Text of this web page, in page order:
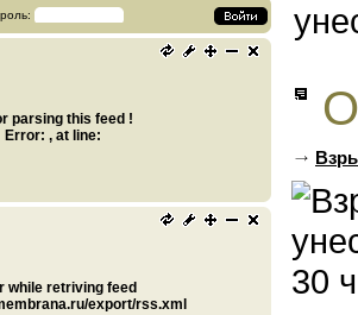
parsing this feed !
Error: , at line:
while retriving feed
export/rss.xml